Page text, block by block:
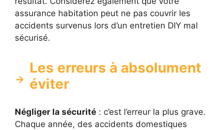
assurance habitation peut ne pas couvrir les
accidents survenus lors d’un entretien DIY mal
sécurisé.
Les erreurs à absolument
éviter
Négliger la sécurité : c’est l’erreur la plus grave.
Chaque année, des accidents domestiques